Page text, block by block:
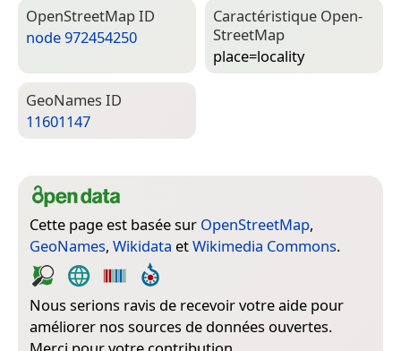
Open­Street­Map ID
node 972454250
Caractéristique Open­
Street­Map
place=­locality
Geo­Names ID
11601147
Cette page est basée sur OpenStreetMap,
GeoNames, Wikidata etWikimedia Commons.
Nous serions ravis de recevoir votre aide pour
améliorer nos sources de données ouvertes.